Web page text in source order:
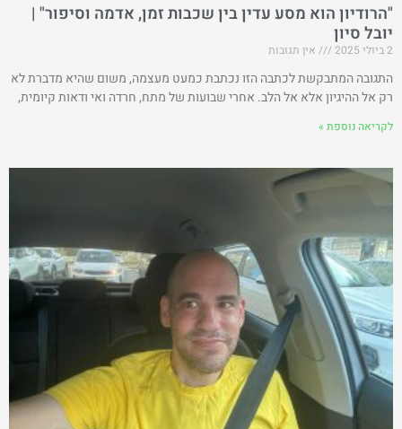
"הרודיון הוא מסע עדין בין שכבות זמן, אדמה וסיפור" |
יובל סיון
2 ביולי 2025 אין תגובות
התגובה המתבקשת לכתבה הזו נכתבת כמעט מעצמה, משום שהיא מדברת לא
רק אל ההיגיון אלא אל הלב. אחרי שבועות של מתח, חרדה ואי ודאות קיומית,
לקריאה נוספת »